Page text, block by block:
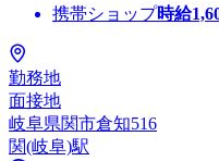
携帯ショップ時給
勤務地
面接地
岐阜県関市倉知516
関(岐阜)駅